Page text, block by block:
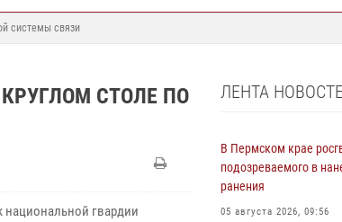
системы связи
СТОЛЕ ПО
национальной гвардии
ЛЕНТА
В Пермском крае
подозреваемого в
ранения
05 августа 2026, 09:56